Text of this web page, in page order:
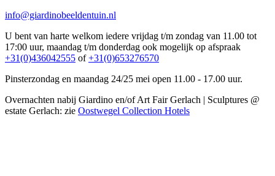
info@giardinobeeldentuin.nl
U bent van harte welkom iedere vrijdag t/m zondag van 11.00 tot
17:00 uur, maandag t/m donderdag ook mogelijk op afspraak
+31(0)436042555 of+31(0)653276570
Pinsterzondag en maandag 24/25 mei open 11.00 - 17.00 uur.
Overnachten nabij Giardino en/of Art Fair Gerlach | Sculptures @
estate Gerlach: zie Oostwegel Collection Hotels